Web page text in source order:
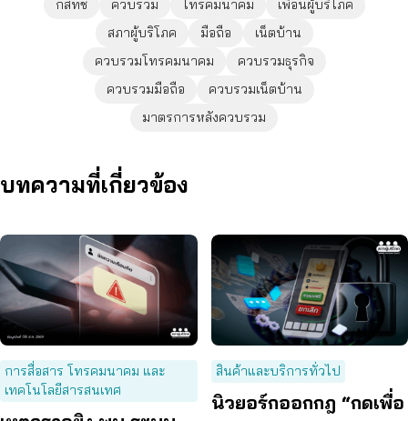
กสทช ควบรวม โทรคมนาคม
เพื่อนผู้บริโภค
สภาผู้บริโภค
มือถือ
เน็ตบ้าน
ควบรวมโทรคมนาคม
ควบรวมธุรกิจ
ควบรวมมือถือ
ควบรวมเน็ตบ้าน
มาตรการหลังควบรวม
บทความที่เกี่ยวข้อง
การสื่อสาร โทรคมนาคม และ
เทคโนโลยีสารสนเทศ
สินค้าและบริการทั่วไป
นิวยอร์กออกกฎ “กดเพื่อ